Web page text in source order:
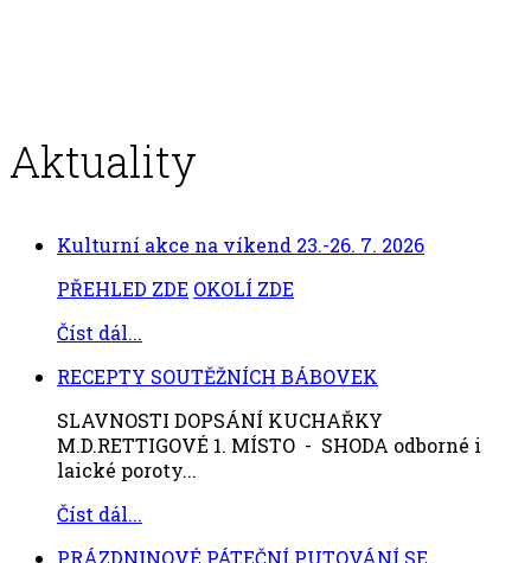
Aktuality
Kulturní akce na víkend 23.-26. 7. 2026
PŘEHLED ZDE OKOLÍ ZDE
Číst dál...
RECEPTY SOUTĚŽNÍCH BÁBOVEK
SLAVNOSTI DOPSÁNÍ KUCHAŘKY
M.D.RETTIGOVÉ 1. MÍSTO - SHODA odborné i
laické poroty...
Číst dál...
PRÁZDNINOVÉ PÁTEČNÍ PUTOVÁNÍ SE